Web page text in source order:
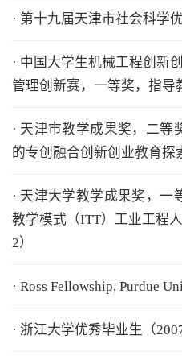
· 第十九届天津市社会科学
· 中国大学生机械工程创
管理创新赛，一等奖，指导
· 天津市教学成果奖，二等
的专创融合创新创业教育探
· 天津大学教学成果奖，一
教学模式（ITT）工业工程
2）
· Ross Fellowship, Purdue
· 浙江大学优秀毕业生（2007